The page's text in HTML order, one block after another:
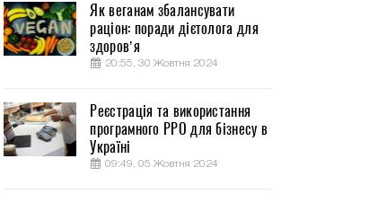
Як веганам збалансувати
раціон: поради дієтолога для
здоров’я
20:55, 30 Жовтня 2024
Реєстрація та використання
програмного РРО для бізнесу в
Україні
09:49, 05 Жовтня 2024